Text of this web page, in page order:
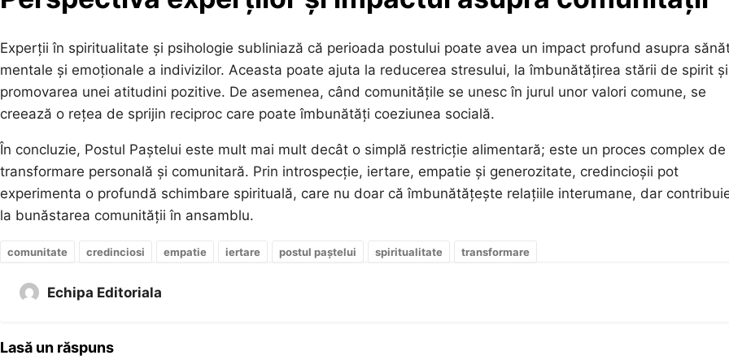
Experții în spiritualitate și psihologie subliniază că perioada postului poate avea un impact profund asupra
mentale și emoționale a indivizilor. Aceasta poate ajuta la reducerea stresului, la îmbunătățirea stării de spirit
promovarea unei atitudini pozitive. De asemenea, când comunitățile se unesc în jurul unor valori comune, se
creează o rețea de sprijin reciproc care poate îmbunătăți coeziunea socială.
În concluzie, Postul Paștelui este mult mai mult decât o simplă restricție alimentară; este un proces complex de
transformare personală și comunitară. Prin introspecție, iertare, empatie și generozitate, credincioșii pot
experimenta o profundă schimbare spirituală, care nu doar că îmbunătățește relațiile interumane, dar
la bunăstarea comunității în ansamblu.
comunitate credinciosi empatie iertare postul paștelui spiritualitate transformare
Echipa Editoriala
Lasă un răspuns